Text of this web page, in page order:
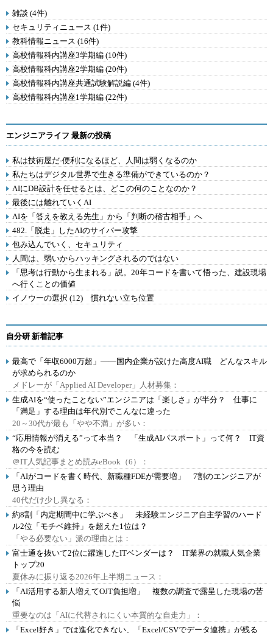
雑談 (4件)
セキュリティニュース (1件)
教科情報ニュース (16件)
高校情報科内講座3学期編 (10件)
高校情報科内講座2学期編 (20件)
高校情報科内講座共通試験解説編 (4件)
高校情報科内講座1学期編 (22件)
エンジニアライフ 最新の投稿
私は技術屋だ-便利になるほど、人間は弱くなるのか
私たちはデジタル世界で生きる準備ができているのか？
AIにDB設計を任せるとは、どこの何のことなのか？
最後には離れていくAI
AIを「答えを教える先生」から「判断の稽古相手」へ
482.「脱走」したAIのサイバー攻撃
包み込んでいく、セキュリティ
人間は、弱いからハッキングされるのではない
「思考は行動から生まれる」説。20年コードを書いて悟った、建設現場
へ行くことの価値
イノウーの選択 (12) 慣れない立ち位置
自分研 新着記事
最高で「年収6000万超」――国内企業が設けた高度AI職 どんなスキル
が求められるのか
メドレーが「Applied AI Developer」人材募集：
生成AIを“使ったことない”エンジニアは「楽しさ」が半分？ 仕事に
「満足」する理由は年代別でこんなに違った
20～30代が最も「やや不満」が多い：
“応用情報が消える”って本当？ 「生成AIパスポート」って何？ IT資
格の今を読む
＠IT人気記事まとめ読みeBook（6）：
「AIがコードを書く時代、新職種FDEが需要増」 7割のエンジニアが
思う理由
40代だけ少し異なる：
約8割「内定期間中に学ぶべき」 未経験エンジニア自主学習のハード
ル2位「モチベ維持」を超えた1位は？
「やる必要ない」派の理由とは：
富士通を抜いて2位に躍進したITベンダーは？ IT業界の就職人気企業
トップ20
夏休みに振り返る2026年上半期ニュース：
「AI活用する新人増えてOJT負担増」 複数の調査で露呈した現場の苦
悩
重要なのは「AIに代替されにくい本質的な自走力」：
「Excel好き」では進化できない、「Excel/CSVでデータ連携」が残る